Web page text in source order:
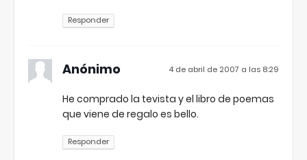
Responder
Anónimo 4 de abril de 2007 a las 8:29
He comprado la tevista y el libro de poemas
que viene de regalo es bello.
Responder